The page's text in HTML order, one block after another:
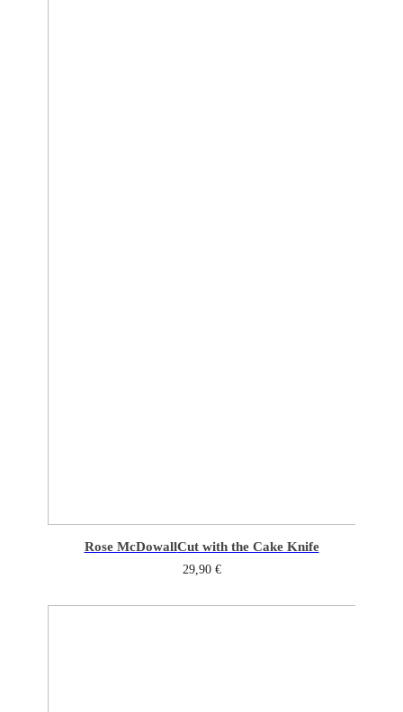
Rose McDowallCut with the Cake Knife
29,90 €